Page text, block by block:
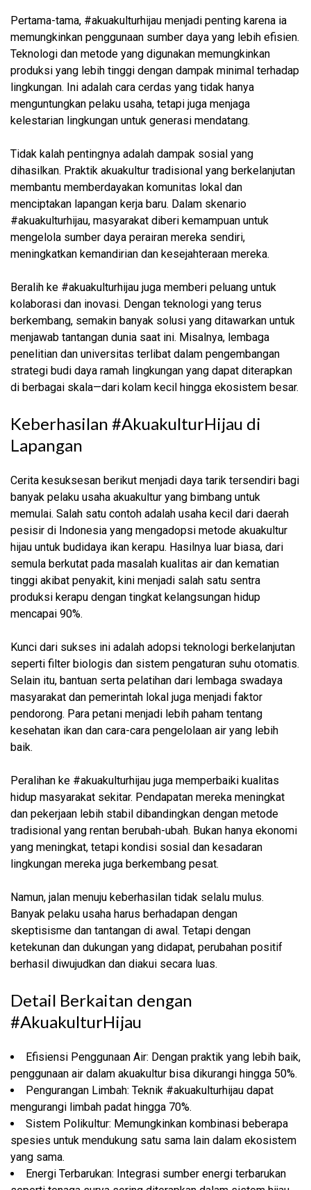
Pertama-tama, #akuakulturhijau menjadi penting karena ia
memungkinkan penggunaan sumber daya yang lebih efisien.
Teknologi dan metode yang digunakan memungkinkan
produksi yang lebih tinggi dengan dampak minimal terhadap
lingkungan. Ini adalah cara cerdas yang tidak hanya
menguntungkan pelaku usaha, tetapi juga menjaga
kelestarian lingkungan untuk generasi mendatang.
Tidak kalah pentingnya adalah dampak sosial yang
dihasilkan. Praktik akuakultur tradisional yang berkelanjutan
membantu memberdayakan komunitas lokal dan
menciptakan lapangan kerja baru. Dalam skenario
#akuakulturhijau, masyarakat diberi kemampuan untuk
mengelola sumber daya perairan mereka sendiri,
meningkatkan kemandirian dan kesejahteraan mereka.
Beralih ke #akuakulturhijau juga memberi peluang untuk
kolaborasi dan inovasi. Dengan teknologi yang terus
berkembang, semakin banyak solusi yang ditawarkan untuk
menjawab tantangan dunia saat ini. Misalnya, lembaga
penelitian dan universitas terlibat dalam pengembangan
strategi budi daya ramah lingkungan yang dapat diterapkan
di berbagai skala—dari kolam kecil hingga ekosistem besar.
Keberhasilan #AkuakulturHijau di
Lapangan
Cerita kesuksesan berikut menjadi daya tarik tersendiri bagi
banyak pelaku usaha akuakultur yang bimbang untuk
memulai. Salah satu contoh adalah usaha kecil dari daerah
pesisir di Indonesia yang mengadopsi metode akuakultur
hijau untuk budidaya ikan kerapu. Hasilnya luar biasa, dari
semula berkutat pada masalah kualitas air dan kematian
tinggi akibat penyakit, kini menjadi salah satu sentra
produksi kerapu dengan tingkat kelangsungan hidup
mencapai 90%.
Kunci dari sukses ini adalah adopsi teknologi berkelanjutan
seperti filter biologis dan sistem pengaturan suhu otomatis.
Selain itu, bantuan serta pelatihan dari lembaga swadaya
masyarakat dan pemerintah lokal juga menjadi faktor
pendorong. Para petani menjadi lebih paham tentang
kesehatan ikan dan cara-cara pengelolaan air yang lebih
baik.
Peralihan ke #akuakulturhijau juga memperbaiki kualitas
hidup masyarakat sekitar. Pendapatan mereka meningkat
dan pekerjaan lebih stabil dibandingkan dengan metode
tradisional yang rentan berubah-ubah. Bukan hanya ekonomi
yang meningkat, tetapi kondisi sosial dan kesadaran
lingkungan mereka juga berkembang pesat.
Namun, jalan menuju keberhasilan tidak selalu mulus.
Banyak pelaku usaha harus berhadapan dengan
skeptisisme dan tantangan di awal. Tetapi dengan
ketekunan dan dukungan yang didapat, perubahan positif
berhasil diwujudkan dan diakui secara luas.
Detail Berkaitan dengan
#AkuakulturHijau
Efisiensi Penggunaan Air: Dengan praktik yang lebih baik,
penggunaan air dalam akuakultur bisa dikurangi hingga 50%.
Pengurangan Limbah: Teknik #akuakulturhijau dapat
mengurangi limbah padat hingga 70%.
Sistem Polikultur: Memungkinkan kombinasi beberapa
spesies untuk mendukung satu sama lain dalam ekosistem
yang sama.
Energi Terbarukan: Integrasi sumber energi terbarukan